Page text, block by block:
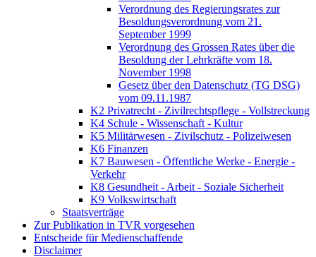
Verordnung des Regierungsrates zur
Besoldungsverordnung vom 21.
September 1999
Verordnung des Grossen Rates über die
Besoldung der Lehrkräfte vom 18.
November 1998
Gesetz über den Datenschutz (TG DSG)
vom 09.11.1987
K2 Privatrecht - Zivilrechtspflege - Vollstreckung
K4 Schule - Wissenschaft - Kultur
K5 Militärwesen - Zivilschutz - Polizeiwesen
K6 Finanzen
K7 Bauwesen - Öffentliche Werke - Energie -
Verkehr
K8 Gesundheit - Arbeit - Soziale Sicherheit
K9 Volkswirtschaft
Staatsverträge
Zur Publikation in TVR vorgesehen
Entscheide für Medienschaffende
Disclaimer